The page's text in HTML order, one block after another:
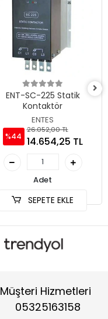
ENT-SC-225 Statik
Kontaktör
ENTES
%44
26.052,00 TL
14.654,25 TL
Adet
SEPETE EKLE
Müşteri Hizmetleri
05325163158